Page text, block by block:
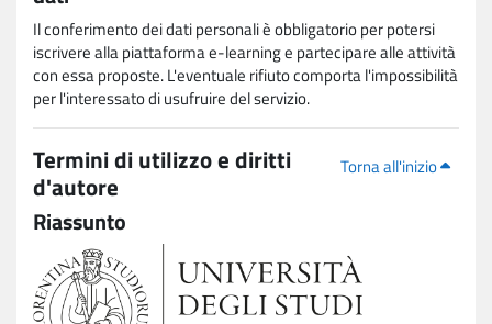
Il conferimento dei dati personali è obbligatorio per potersi
iscrivere alla piattaforma e-learning e partecipare alle attività
con essa proposte. L'eventuale rifiuto comporta l'impossibilità
per l'interessato di usufruire del servizio.
Torna all'inizio
Termini di utilizzo e diritti
d'autore
Riassunto